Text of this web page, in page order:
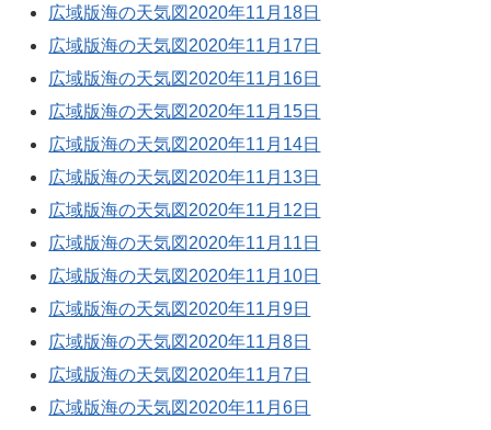
広域版海の天気図2020年11月18日
広域版海の天気図2020年11月17日
広域版海の天気図2020年11月16日
広域版海の天気図2020年11月15日
広域版海の天気図2020年11月14日
広域版海の天気図2020年11月13日
広域版海の天気図2020年11月12日
広域版海の天気図2020年11月11日
広域版海の天気図2020年11月10日
広域版海の天気図2020年11月9日
広域版海の天気図2020年11月8日
広域版海の天気図2020年11月7日
広域版海の天気図2020年11月6日